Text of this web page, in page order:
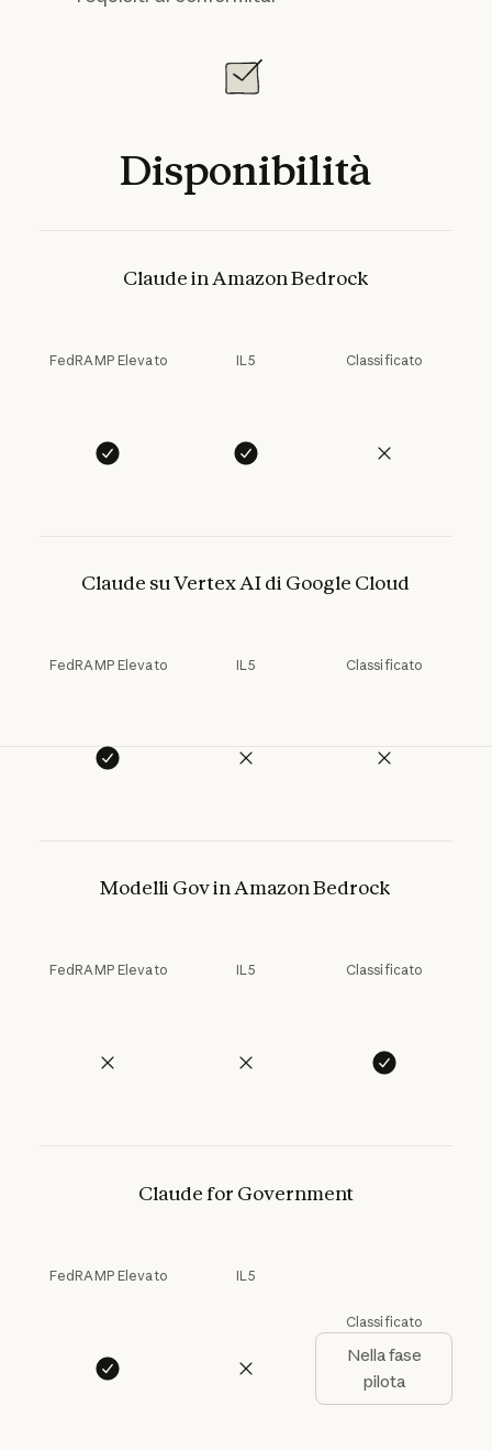
Disponibilità
Claude in Amazon Bedrock
FedRAMP Elevato IL5 Classificato
Claude su Vertex AI di Google Cloud
FedRAMP Elevato IL5 Classificato
Modelli Gov in Amazon Bedrock
FedRAMP Elevato IL5 Classificato
Claude for Government
FedRAMP Elevato IL5
Classificato
Nella fase
pilota